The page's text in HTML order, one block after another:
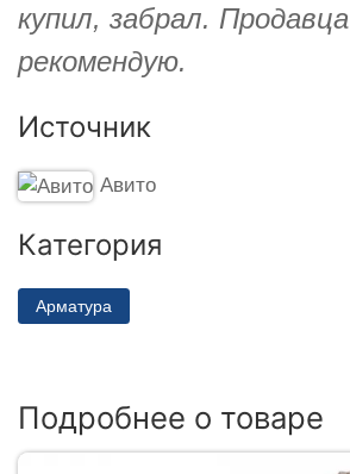
купил, забрал. Продавца
рекомендую.
Источник
Авито
Категория
Арматура
Подробнее о товаре